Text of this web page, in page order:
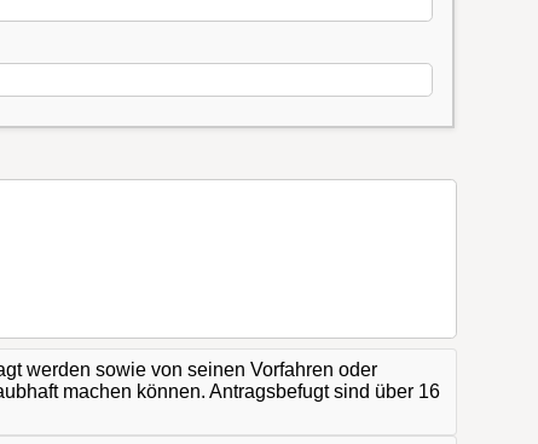
werden sowie von seinen Vorfahren oder
machen können. Antragsbefugt sind über 16